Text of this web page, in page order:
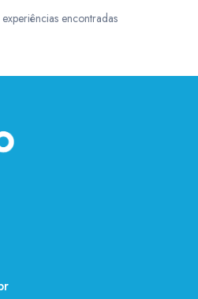
encontradas